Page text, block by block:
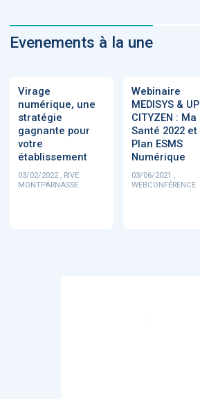
Evenements à la une
Virage
numérique, une
stratégie
gagnante pour
votre
établissement
03/02/2022 , RIVE
MONTPARNASSE
Webinaire
MEDISYS & UP
CITYZEN : Ma
Santé 2022 et
Plan ESMS
Numérique
03/06/2021 ,
WEBCONFÉRENCE